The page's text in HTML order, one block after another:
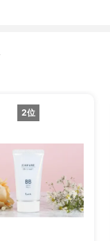
2位